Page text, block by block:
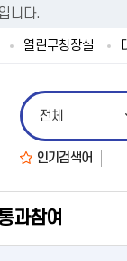
니다.
열린구청장실
인기검색어
과참여